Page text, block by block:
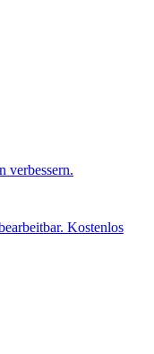
verbessern.
Kostenlos